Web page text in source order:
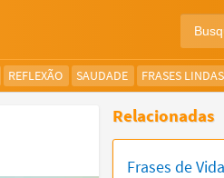
REFLEXÃO SAUDADE FRASES LINDAS
Relacionadas
Frases de Vida